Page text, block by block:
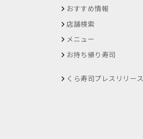
おすすめ情報
店舗検索
メニュー
お持ち帰り寿司
くら寿司プレスリリース